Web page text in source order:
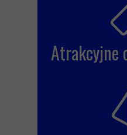
Atrakcyjne